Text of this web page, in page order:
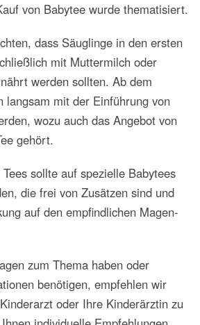
von Babytee wurde thematisiert.
dass Säuglinge in den ersten
mit Muttermilch oder
werden sollten. Ab dem
langsam mit der Einführung von
wozu auch das Angebot von
gehört.
sollte auf spezielle Babytees
die frei von Zusätzen sind und
auf den empfindlichen Magen-
zum Thema haben oder
benötigen, empfehlen wir
oder Ihre Kinderärztin zu